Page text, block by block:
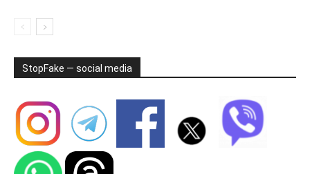
StopFake — social media